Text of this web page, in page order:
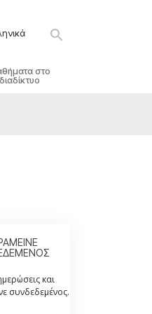
στο
διαδίκτυο
και
και
συνδεδεμένος.